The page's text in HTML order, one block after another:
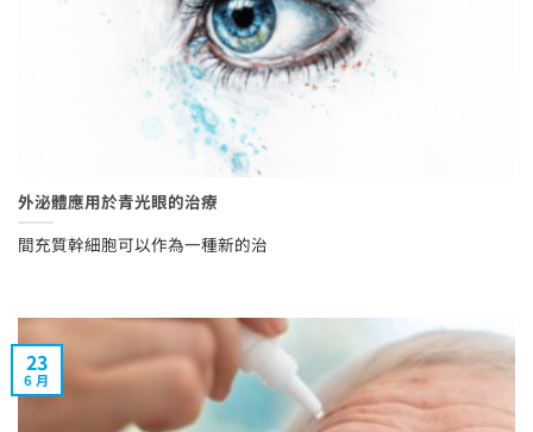
外泌體應用於青光眼的治療
間充質幹細胞可以作為一種新的治
23
6 月